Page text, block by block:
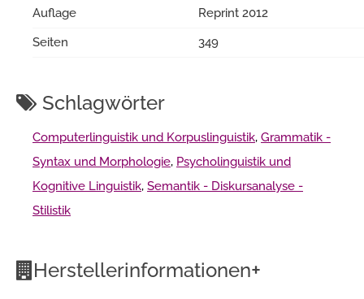
Auflage
Reprint 2012
Seiten
349
Schlagwörter
Computerlinguistik und Korpuslinguistik, Grammatik -
Syntax und Morphologie, Psycholinguistik und
Kognitive Linguistik, Semantik - Diskursanalyse -
Stilistik
Herstellerinformationen+